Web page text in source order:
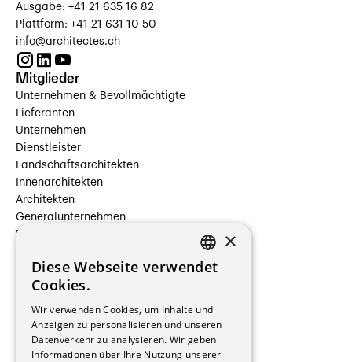
Ausgabe: +41 21 635 16 82
Plattform: +41 21 631 10 50
info@architectes.ch
Mitglieder
Unternehmen & Bevollmächtigte
Lieferanten
Unternehmen
Dienstleister
Landschaftsarchitekten
Innenarchitekten
Architekten
Generalunternehmen
Beauftragte Unternehmen
Hersteller/Lieferanten
Bauherrschaften
Stockwerkeigentum
Reportagen
Wohnungen
FRENCH
×
Diese Webseite verwendet
Cookies.
Wir verwenden Cookies, um Inhalte und
Anzeigen zu personalisieren und unseren
Datenverkehr zu analysieren. Wir geben
Informationen über Ihre Nutzung unserer